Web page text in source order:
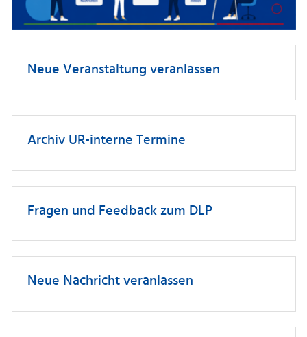
Neue Veranstaltung veranlassen
Archiv UR-interne Termine
Fragen und Feedback zum DLP
Neue Nachricht veranlassen